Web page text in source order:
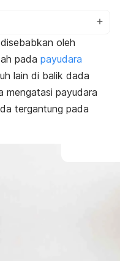
oleh
pada payudara
lain di balik dada
mengatasi payudara
tergantung pada